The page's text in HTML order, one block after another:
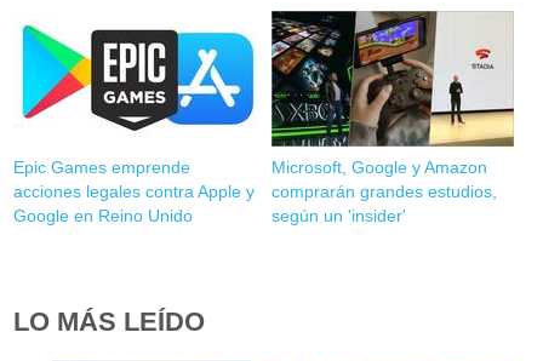
Epic Games emprende
acciones legales contra Apple y
Google en Reino Unido
Microsoft, Google y Amazon
comprarán grandes estudios,
según un 'insider'
LO MÁS LEÍDO